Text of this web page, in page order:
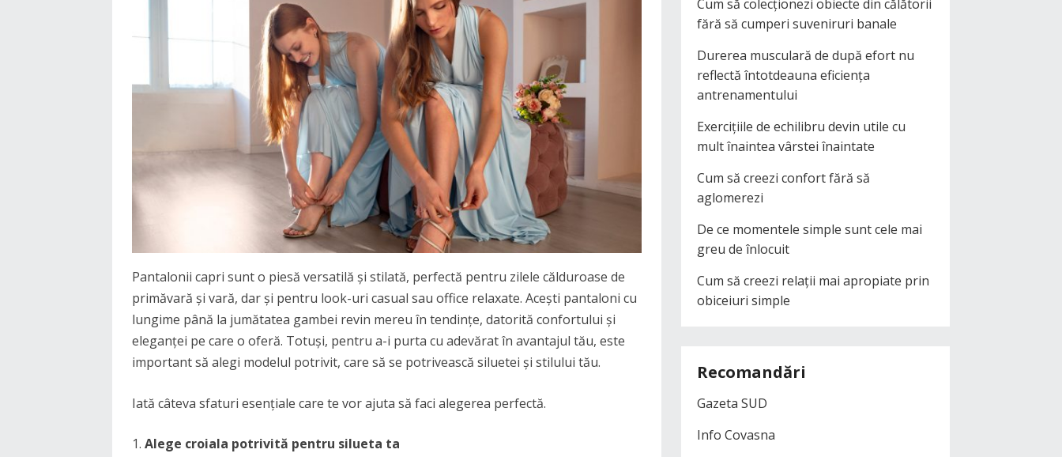
Pantalonii capri sunt o piesă versatilă și stilată, perfectă pentru zilele călduroase de
primăvară și vară, dar și pentru look-uri casual sau office relaxate. Acești pantaloni cu
lungime până la jumătatea gambei revin mereu în tendințe, datorită confortului și
eleganței pe care o oferă. Totuși, pentru a-i purta cu adevărat în avantajul tău, este
important să alegi modelul potrivit, care să se potrivească siluetei și stilului tău.
Iată câteva sfaturi esențiale care te vor ajuta să faci alegerea perfectă.
Alege croiala potrivită pentru silueta ta
Cum să colecționezi obiecte din călătorii
fără să cumperi suveniruri banale
Durerea musculară de după efort nu
reflectă întotdeauna eficiența
antrenamentului
Exercițiile de echilibru devin utile cu
mult înaintea vârstei înaintate
Cum să creezi confort fără să
aglomerezi
De ce momentele simple sunt cele mai
greu de înlocuit
Cum să creezi relații mai apropiate prin
obiceiuri simple
Recomandări
Gazeta SUD
Info Covasna